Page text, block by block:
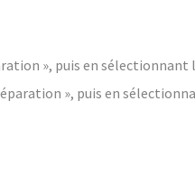
», puis en sélectionnant
», puis en